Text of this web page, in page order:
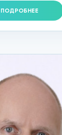
ПОДРОБНЕЕ